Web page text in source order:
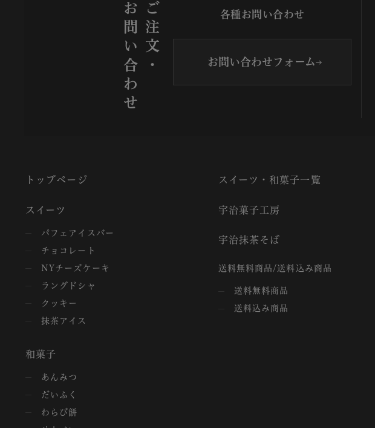
ご注文・
お問い合わせ 各種お問い合わせ
お問い合わせフォーム
トップページ
スイーツ
パフェアイスバー
チョコレート
NYチーズケーキ
ラングドシャ
クッキー
抹茶アイス
和菓子
あんみつ
だいふく
わらび餅
スイーツ・和菓子一覧
宇治菓子工房
宇治抹茶そば
送料無料商品/送料込み商品
送料無料商品
送料込み商品